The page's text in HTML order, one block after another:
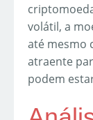
volátil, a
até mesmo
atraente
podem